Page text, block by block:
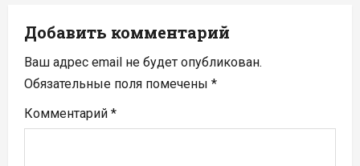
и
я
п
Добавить комментарий
Ваш адрес email не будет опубликован.
Обязательные поля помечены *
Комментарий *